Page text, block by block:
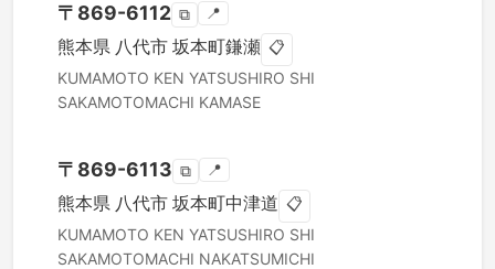
〒 869-6112 ⧉ 📍
熊本県 八代市 坂本町鎌瀬 📋
KUMAMOTO KEN YATSUSHIRO SHI
SAKAMOTOMACHI KAMASE
〒 869-6113 ⧉ 📍
熊本県 八代市 坂本町中津道 📋
KUMAMOTO KEN YATSUSHIRO SHI
SAKAMOTOMACHI NAKATSUMICHI